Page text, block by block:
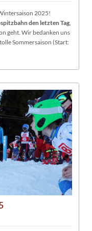
2025!
den letzten Tag
geht. Wir bedanken uns
Sommersaison (Start: